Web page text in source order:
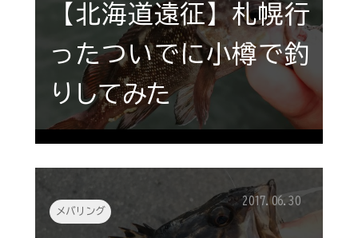
【北海道遠征】札幌行
ったついでに小樽で釣
りしてみた
メバリング
2017.06.30